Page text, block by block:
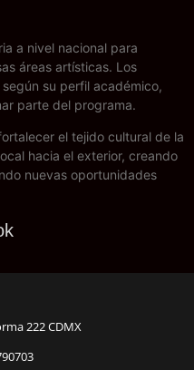
a nivel nacional para
áreas artísticas. Los
su perfil académico,
parte del programa.
el tejido cultural de la
hacia el exterior, creando
nuevas oportunidades
222 CDMX